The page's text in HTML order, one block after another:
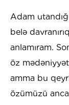
Adam
belə
anlamıram.
öz
amma bu
özümüzü